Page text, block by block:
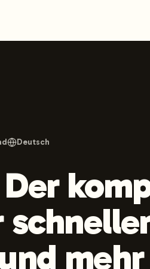
Claude, and
Deutsch
Der
mehr